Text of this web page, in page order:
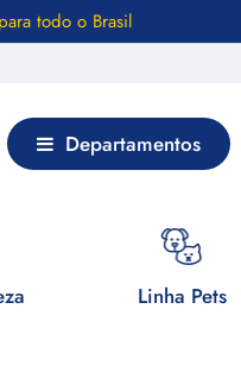
todo o Brasil
Departamentos
Linha Pets